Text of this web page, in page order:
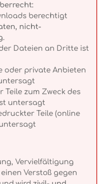
berechtigt
nicht-
.
Dateien an Dritte ist
oder private Anbieten
Teile zum Zweck des
untersagt
Teile (online
Vervielfältigung
Verstoß gegen